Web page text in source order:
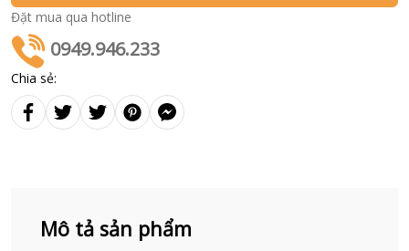
Đặt mua qua hotline
0949.946.233
Chia sẻ:
Mô tả sản phẩm